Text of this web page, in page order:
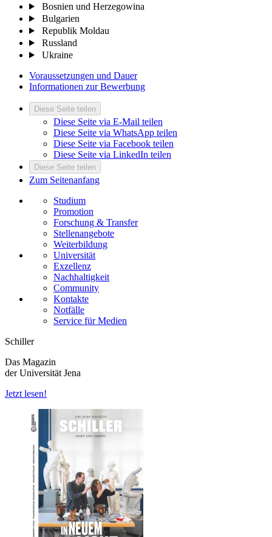
Bosnien und Herzegowina
Bulgarien
Republik Moldau
Russland
Ukraine
Voraussetzungen und Dauer
Informationen zur Bewerbung
Diese Seite teilen
Diese Seite via E-Mail teilen
Diese Seite via WhatsApp teilen
Diese Seite via Facebook teilen
Diese Seite via LinkedIn teilen
Diese Seite teilen
Zum Seitenanfang
Studium
Promotion
Forschung & Transfer
Stellenangebote
Weiterbildung
Universität
Exzellenz
Nachhaltigkeit
Community
Kontakte
Notfälle
Service für Medien
Schiller
Das Magazin
der Universität Jena
Jetzt lesen!